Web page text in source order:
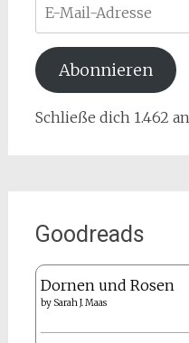
Mail-
Adresse
Abonnieren
Schließe dich 1.462
Goodreads
Dornen und Rosen
by Sarah J. Maas